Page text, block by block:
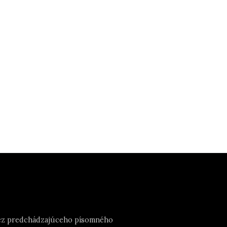
predchádzajúceho písomného